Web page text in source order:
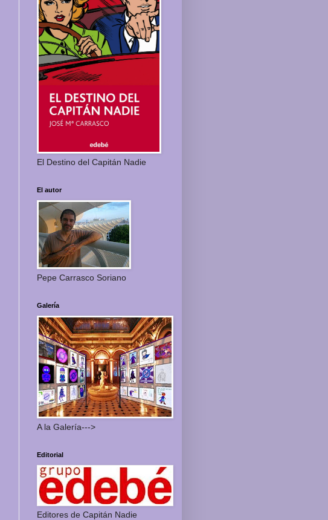
El Destino del Capitán Nadie
El autor
Pepe Carrasco Soriano
Galería
A la Galería--->
Editorial
Editores de Capitán Nadie